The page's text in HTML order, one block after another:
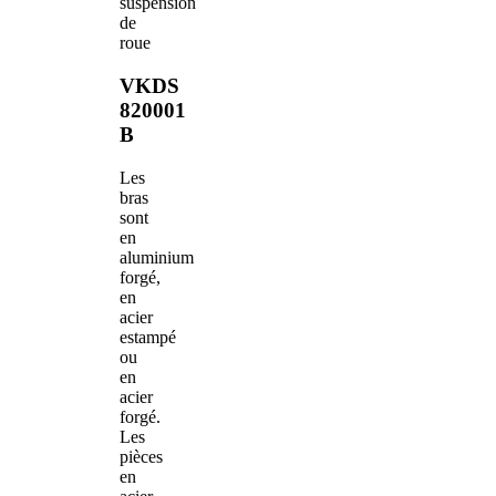
de
roue
VKDS
820001
B
Les
bras
sont
en
aluminium
forgé,
en
acier
estampé
ou
en
acier
forgé.
Les
pièces
en